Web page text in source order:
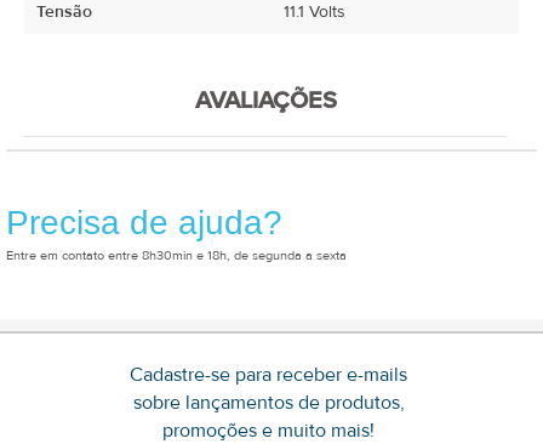
Tensão
11.1 Volts
AVALIAÇÕES
Precisa de ajuda?
Entre em contato entre 8h30min e 18h, de segunda a sexta
Cadastre-se para receber e-mails
sobre lançamentos de produtos,
promoções e muito mais!